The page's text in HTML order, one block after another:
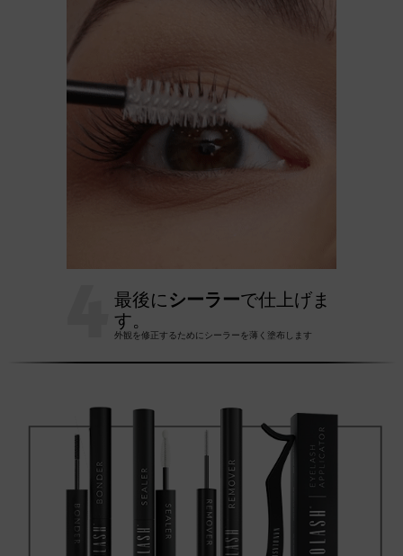
最後にシーラーで仕上げま
す。
外観を修正するためにシーラーを薄く塗布します